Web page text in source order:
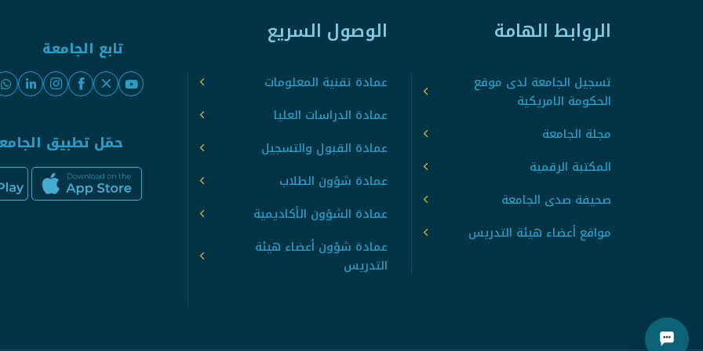
الروابط الهامة
تسجيل الجامعة لدى موقع
الحكومة الامريكية
مجلة الجامعة
المكتبة الرقمية
صحيفة صدى الجامعة
مواقع أعضاء هيئة التدريس
الوصول السريع
عمادة تقنية المعلومات
عمادة الدراسات العليا
عمادة القبول والتسجيل
عمادة شؤون الطلاب
عمادة الشؤون الأكاديمية
عمادة شؤون أعضاء هيئة
التدريس
تابع الجامعة
حمّل تطبيق